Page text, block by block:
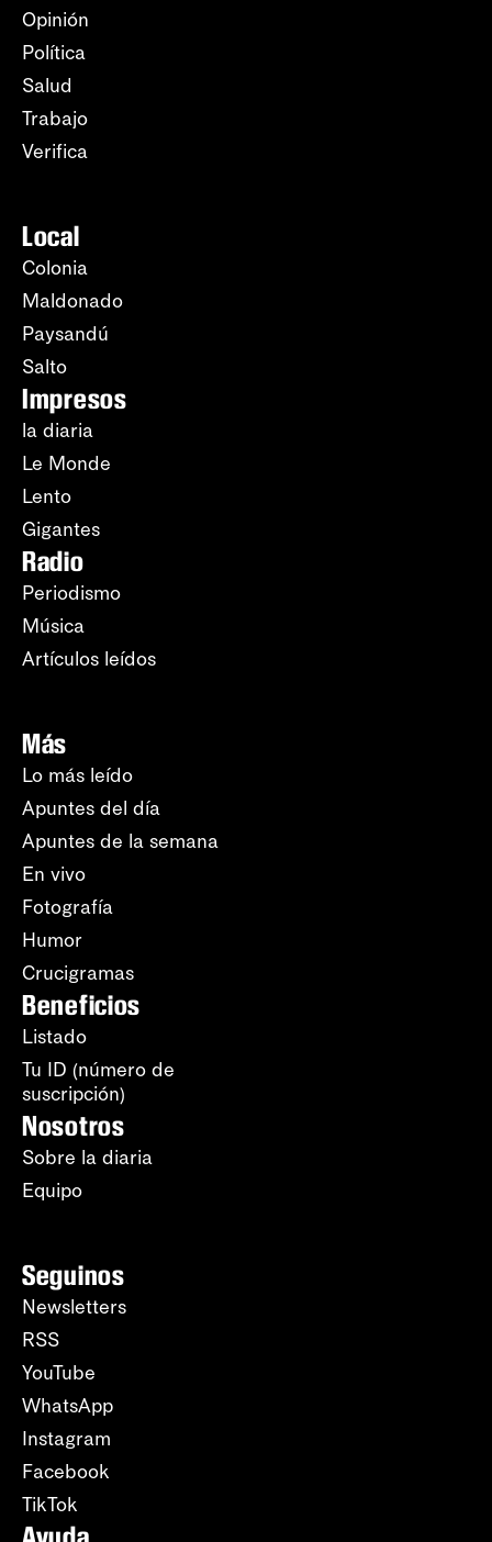
Opinión
Política
Salud
Trabajo
Verifica
Local
Colonia
Maldonado
Paysandú
Salto
Impresos
la diaria
Le Monde
Lento
Gigantes
Radio
Periodismo
Música
Artículos leídos
Más
Lo más leído
Apuntes del día
Apuntes de la semana
En vivo
Fotografía
Humor
Crucigramas
Beneficios
Listado
Tu ID (número de
suscripción)
Nosotros
Sobre la diaria
Equipo
Seguinos
Newsletters
RSS
YouTube
WhatsApp
Instagram
Facebook
TikTok